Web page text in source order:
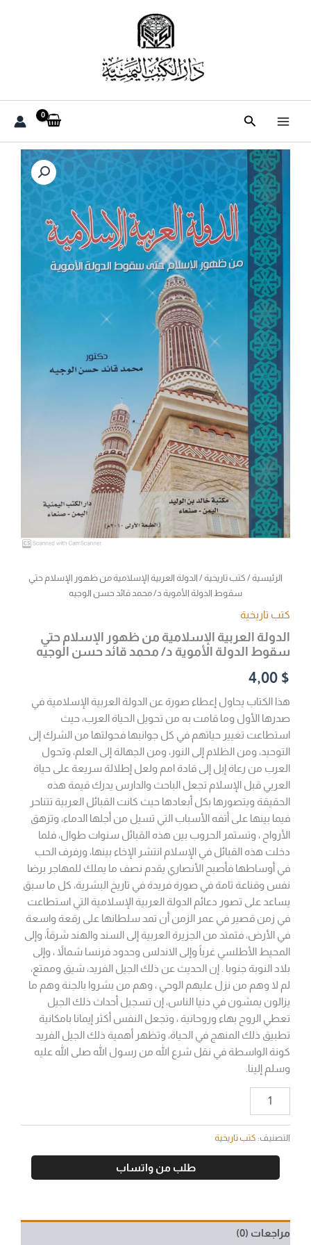
البحث
الرئيسية/ كتب تاريخية/ الدولة العربية الإسلامية من ظهور الإسلام حتي
سقوط الدولة الأموية د/ محمد قائد حسن الوجيه
كتب تاريخية
الدولة العربية الإسلامية من ظهور الإسلام حتي
سقوط الدولة الأموية د/ محمد قائد حسن الوجيه
4,00 $
هذا الكتاب يحاول إعطاء صورة عن الدولة العربية الإسلامية في
صدرها الأول وما قامت به من تحويل الحياة العرب، حيث
استطاعت تغيير حياتهم في كل جوانبها فحولتها من الشرك إلى
التوحيد، ومن الظلام إلى النور، ومن الجهالة إلى العلم، وتحول
العرب من رعاة إبل إلى قادة امم ولعل إطلالة سريعة على حياة
العربي قبل الإسلام تجعل الباحث والدارس يدرك قيمة هذه
الحقيقة ويتصورها بكل أبعادها حيث كانت القبائل العربية تتناحر
فيما بينها على أتفه الأسباب التي تسيل من أجلها الدماء، وتزهق
الأرواح ، وتستمر الحروب بين هذه القبائل سنوات طوال، فلما
دخلت هذه القبائل في الإسلام انتشر الإخاء بينها، ورفرف الحب
في أوساطها فأصبح الأنصاري يقدم نصف ما يملك للمهاجر برضا
نفس وقناعة تامة في صورة فريدة في تاريخ البشرية، كل ما سبق
يساعد على تصور دعائم الدولة العربية الإسلامية التي استطاعت
في زمن قصير في عمر الزمن أن تمد سلطانها على رقعة واسعة
في الأرض، فتمتد من الجزيرة العربية إلى السند والهند شرقاً، وإلى
المحيط الأطلسي غرباً وإلى الاندلس وحدود فرنسا شمالاً ، وإلى
بلاد النوبة جنوبا . إن الحديث عن ذلك الجيل الفريد، شيق وممتع،
لم لا وهم من نزل عليهم الوحي ، وهم من بشروا بالجنة وهم ما
يزالون يمشون في دنيا الناس، إن تسجيل أحداث ذلك الجيل
تعطي الروح بهاء وروحانية ، وتجعل النفس أكثر إيمانا بامكانية
تطبيق ذلك المنهج في الحياة، وتظهر أهمية ذلك الجيل الفريد
كونة الواسطة في نقل شرع الله من رسول الله صلى الله عليه
وسلم إلينا.
كمية
الدولة
العربية
الإسلامية
من
ظهور
الإسلام
حتي
سقوط
الدولة
الأموية
محمد
قائد
حسن
الوجيه
التصنيف: كتب تاريخية
طلب من واتساب
مراجعات (0)